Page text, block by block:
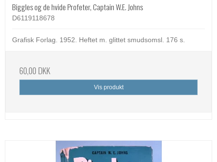
Biggles og de hvide Profeter, Captain W.E. Johns
D6119118678
Grafisk Forlag. 1952. Heftet m. glittet smudsomsl. 176 s.
60,00 DKK
Vis produkt